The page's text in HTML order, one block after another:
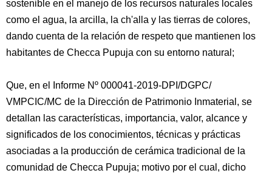
sostenible en el manejo de los recursos naturales locales
como el agua, la arcilla, la ch'alla y las tierras de colores,
dando cuenta de la relación de respeto que mantienen los
habitantes de Checca Pupuja con su entorno natural;
Que, en el Informe Nº 000041-2019-DPI/DGPC/
VMPCIC/MC de la Dirección de Patrimonio Inmaterial, se
detallan las características, importancia, valor, alcance y
significados de los conocimientos, técnicas y prácticas
asociadas a la producción de cerámica tradicional de la
comunidad de Checca Pupuja; motivo por el cual, dicho